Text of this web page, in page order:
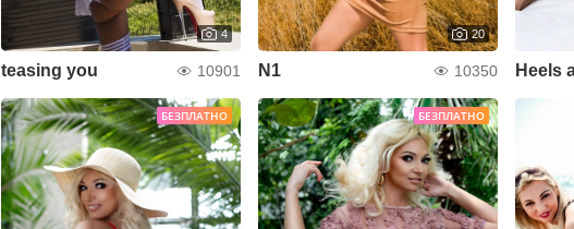
4
teasing you 10901
20
N1 10350
БЕЗПЛАТНО БЕЗПЛАТНО